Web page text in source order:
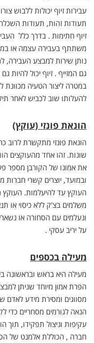
עבירות זיוף יכולות ללבוש
תעודות זהות, תעודות
זיוף חתימות . בדרך כלל
משתתף בעבירה עצמה או
נותן שירות למבצע
גם המזייף . זיוף יכול
במטרה ליצור הטעיה
להעלותו שוב לכביש לאחר
הונאת פונזי (עוקץ)
הונאת פונזי מתקשרת לרוב
שונות. זהו אחד מהעוקצים
את אמונו של הקורבן מספר
ובמועד, יוצרים קשרי חברות
העוקץ עד להיעלמות.
משלמים בצ'ק ללא כיסוי או
ונעלמים עם הסחורה או
על יריב עסקי .
מעילה בכספים
מעילה היא בראש ובראשונה
הפרת אמון מיוחד שניתן
מסווגים ומסירת מידע לאדם
הנאה לגורמים מסחריים כדי
עקיפות וניצול תפקידו, תוך
חברה , הכוללת אלמנט של